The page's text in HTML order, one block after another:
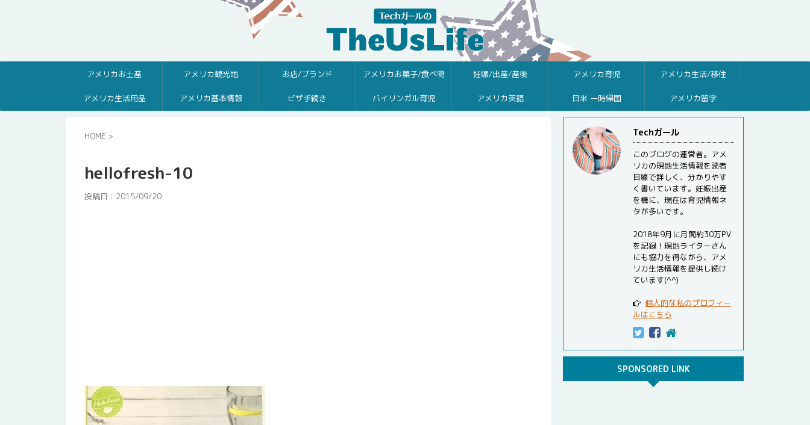
アメリカお土産 アメリカ観光地 お店/ブランド アメリカお菓子/食べ物 妊娠/出産/産後 アメリカ育児 アメリカ生活/移住
アメリカ生活用品 アメリカ基本情報 ビザ手続き バイリンガル育児 アメリカ英語 日米 一時帰国 アメリカ留学
HOME >
hellofresh-10
投稿日： 2015/09/20
Techガール
このブログの運営者。アメ
リカの現地生活情報を読者
目線で詳しく、分かりやす
く書いています。妊娠出産
を機に、現在は育児情報ネ
タが多いです。
2018年9月に月間約30万PV
を記録！現地ライターさん
にも協力を得ながら、アメ
リカ生活情報を提供し続け
ています(^^)
個人的な私のプロフィー
ルはこちら
SPONSORED LINK